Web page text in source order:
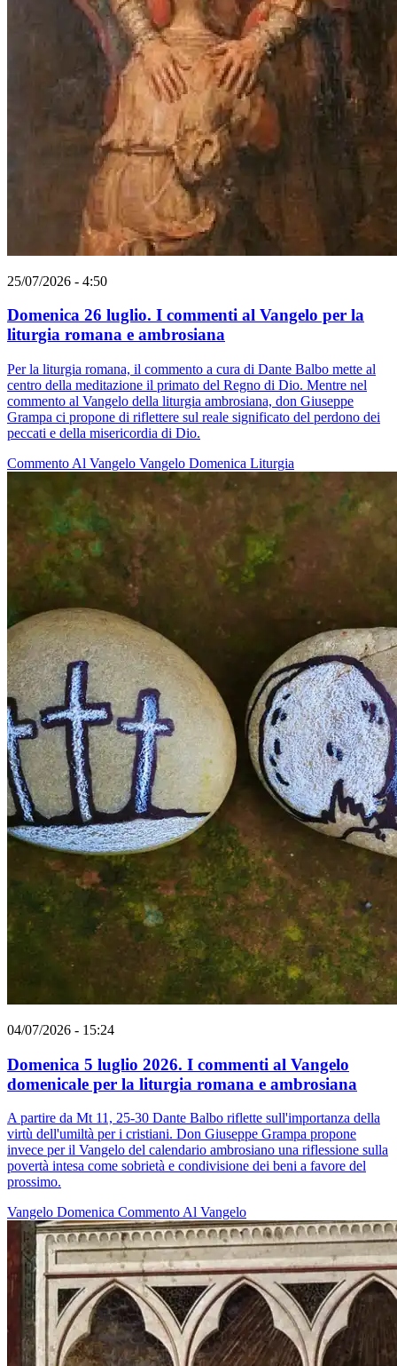
25/07/2026 - 4:50
Domenica 26 luglio. I commenti al Vangelo per la
liturgia romana e ambrosiana
Per la liturgia romana, il commento a cura di Dante Balbo mette al
centro della meditazione il primato del Regno di Dio. Mentre nel
commento al Vangelo della liturgia ambrosiana, don Giuseppe
Grampa ci propone di riflettere sul reale significato del perdono dei
peccati e della misericordia di Dio.
Commento Al Vangelo Vangelo Domenica Liturgia
04/07/2026 - 15:24
Domenica 5 luglio 2026. I commenti al Vangelo
domenicale per la liturgia romana e ambrosiana
A partire da Mt 11, 25-30 Dante Balbo riflette sull'importanza della
virtù dell'umiltà per i cristiani. Don Giuseppe Grampa propone
invece per il Vangelo del calendario ambrosiano una riflessione sulla
povertà intesa come sobrietà e condivisione dei beni a favore del
prossimo.
Vangelo Domenica Commento Al Vangelo